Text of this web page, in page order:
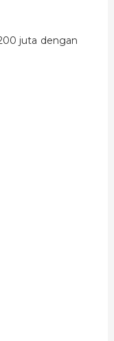
juta dengan